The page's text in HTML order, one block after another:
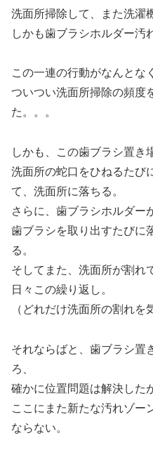
洗面所掃除して、また洗濯
しかも歯ブラシホルダー汚
この一連の行動がなんとな
ついつい洗面所掃除の頻度
た。。。
しかも、この歯ブラシ置き
洗面所の蛇口をひねるたび
て、洗面所に落ちる。
さらに、歯ブラシホルダー
歯ブラシを取り出すたびに
る。
そしてまた、洗面所が割れ
日々この繰り返し。
（どれだけ洗面所の割れを
それならばと、歯ブラシ置
ろ、
確かに位置問題は解決した
ここにまた新たな汚れゾー
ならない。